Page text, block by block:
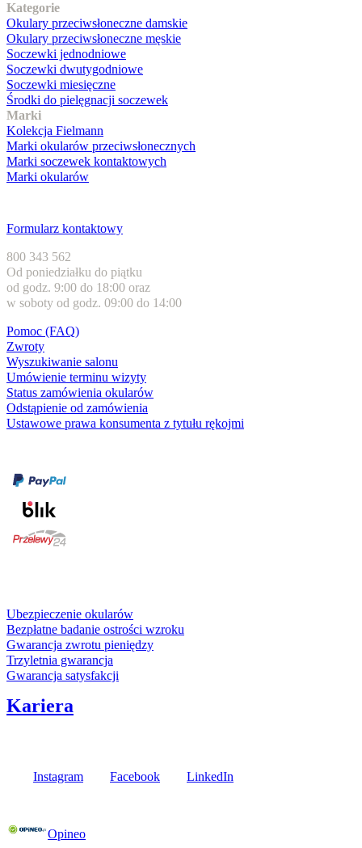
Kategorie
Okulary przeciwsłoneczne damskie
Okulary przeciwsłoneczne męskie
Soczewki jednodniowe
Soczewki dwutygodniowe
Soczewki miesięczne
Środki do pielęgnacji soczewek
Marki
Kolekcja Fielmann
Marki okularów przeciwsłonecznych
Marki soczewek kontaktowych
Marki okularów
Formularz kontaktowy
800 343 562
Od poniedziałku do piątku
od godz. 9:00 do 18:00 oraz
w soboty od godz. 09:00 do 14:00
Pomoc (FAQ)
Zwroty
Wyszukiwanie salonu
Umówienie terminu wizyty
Status zamówienia okularów
Odstąpienie od zamówienia
Ustawowe prawa konsumenta z tytułu rękojmi
Ubezpieczenie okularów
Bezpłatne badanie ostrości wzroku
Gwarancja zwrotu pieniędzy
Trzyletnia gwarancja
Gwarancja satysfakcji
Kariera
Instagram Facebook LinkedIn
Opineo